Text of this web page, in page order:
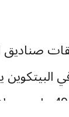
صناديق
بقيمة 494.4